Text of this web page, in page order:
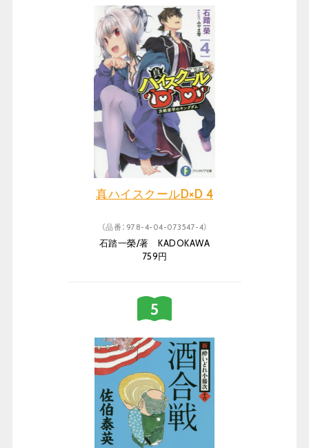
真ハイスクールD×D 4
（品番：978-4-04-073547-4）
石踏一榮/著 KADOKAWA
759円